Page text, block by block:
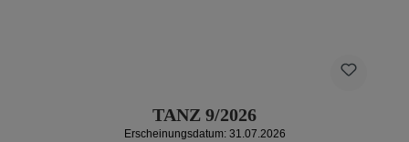
TANZ 9/2026
Erscheinungsdatum: 31.07.2026